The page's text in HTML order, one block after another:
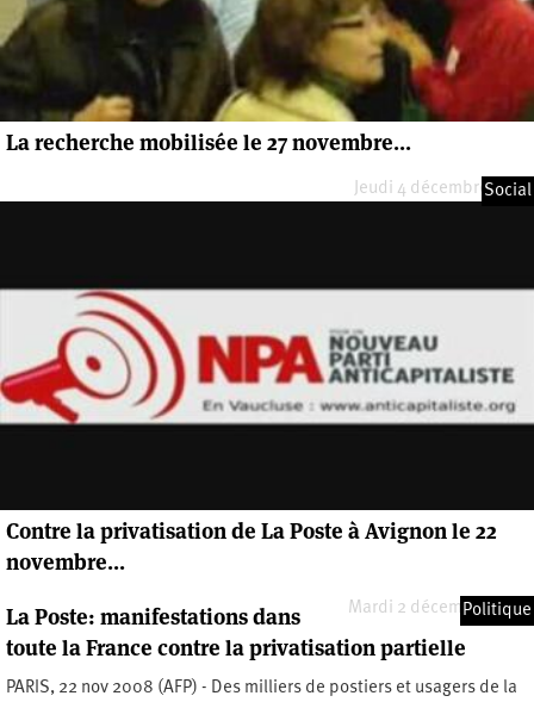
La recherche mobilisée le 27 novembre...
Jeudi 4 décembre 2008
Social
Contre la privatisation de La Poste à Avignon le 22
novembre...
Mardi 2 décembre 2008
Politique
La Poste: manifestations dans
toute la France contre la privatisation partielle
PARIS, 22 nov 2008 (AFP) - Des milliers de postiers et usagers de la